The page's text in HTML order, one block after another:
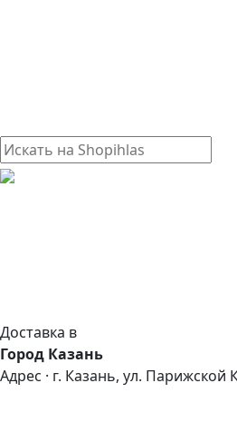
Доставка в
Город Казань
Адрес · г. Казань, ул.